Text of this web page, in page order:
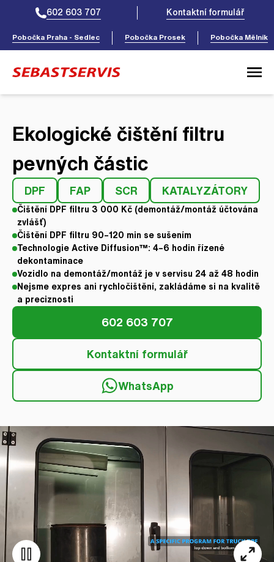
Pobočka Praha - Sedlec Pobočka Prosek Pobočka Mělník
602 603 707 Kontaktní formulář
Služby
Ceník
Pro servisy
Kontakty
Ekologické čištění filtru
pevných částic
DPF FAP SCR KATALYZÁTORY
Čištění DPF filtru 3 000 Kč (demontáž/montáž účtována
zvlášť)
Čištění DPF filtru 90–120 min se sušením
Technologie Active Diffusion™: 4–6 hodin řízené
dekontaminace
Vozidlo na demontáž/montáž je v servisu 24 až 48 hodin
Nejsme expres ani rychločištění, zakládáme si na kvalitě
a preciznosti
602 603 707
Kontaktní formulář
WhatsApp